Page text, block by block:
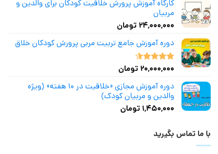
کارگاه آموزش پرورش خلاقیت کودکان برای والدین و
مربیان
۲۴,۰۰۰,۰۰۰ تومان
دوره آموزش جامع تربیت مربی پرورش کودکان خلاق
نمره4.50
۲۰,۰۰۰,۰۰۰ تومان
دوره آموزش مجازی «خلاقیت در ۱۰ هفته» (ویژه
والدین و مربیان کودک)
۱,۴۵۰,۰۰۰ تومان
با ما تماس بگیرید